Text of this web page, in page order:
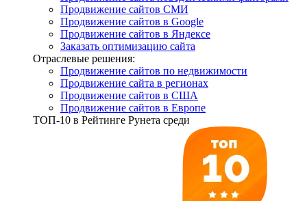
Продвижение сайтов СМИ
Продвижение сайтов в Google
Продвижение сайтов в Яндексе
Заказать оптимизацию сайта
Отраслевые решения:
Продвижение сайтов по недвижимости
Продвижение сайта в регионах
Продвижение сайтов в США
Продвижение сайтов в Европе
ТОП-10 в Рейтинге Рунета среди